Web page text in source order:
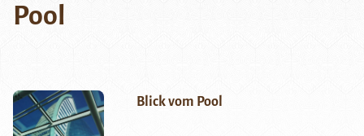
Pool
Blick vom Pool